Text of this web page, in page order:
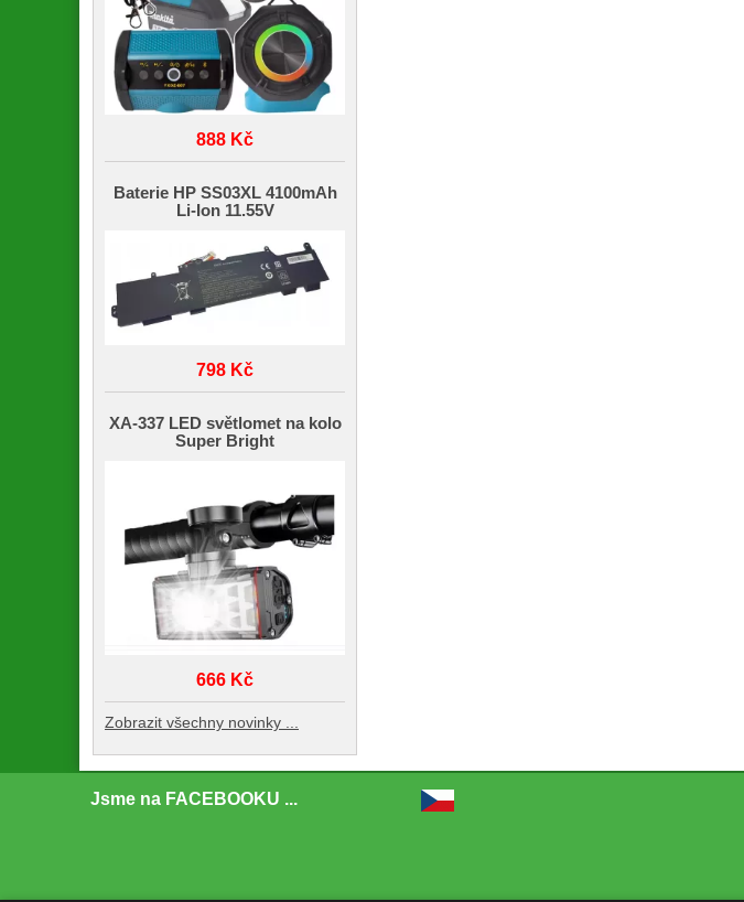
888 Kč
Baterie HP SS03XL 4100mAh
Li-Ion 11.55V
798 Kč
XA-337 LED světlomet na kolo
Super Bright
666 Kč
Zobrazit všechny novinky ...
Jsme na FACEBOOKU ...